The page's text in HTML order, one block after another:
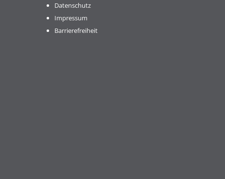
Datenschutz
Impressum
Barrierefreiheit